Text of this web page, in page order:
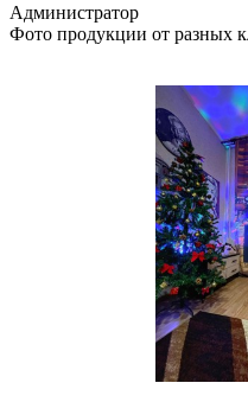
Администратор
Фото продукции от разных